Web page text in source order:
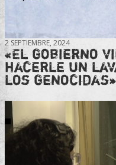
2 SEPTIEMBRE, 2024
«El gobierno
hacerle un
los genocidas»